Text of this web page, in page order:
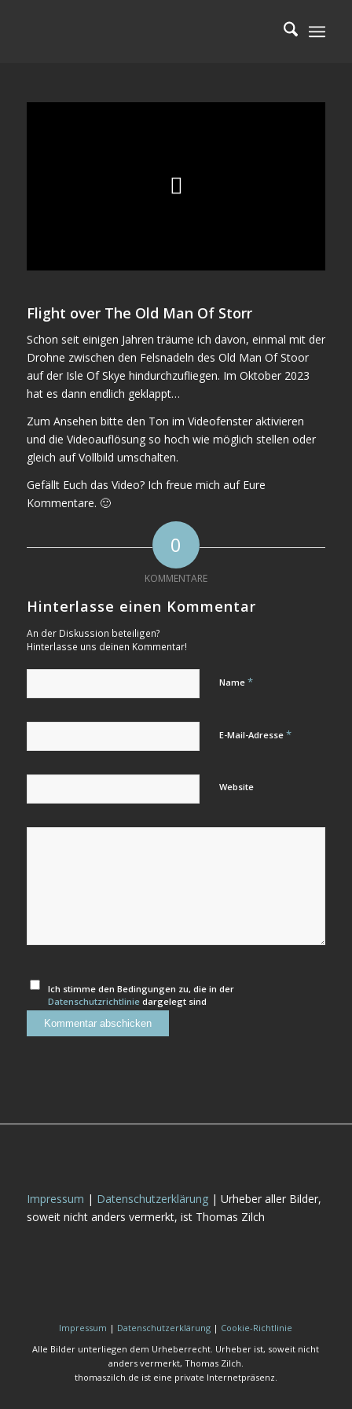
Flight over The Old Man Of Storr
Schon seit einigen Jahren träume ich davon, einmal mit der
Drohne zwischen den Felsnadeln des Old Man Of Stoor
auf der Isle Of Skye hindurchzufliegen. Im Oktober 2023
hat es dann endlich geklappt…
Zum Ansehen bitte den Ton im Videofenster aktivieren
und die Videoauflösung so hoch wie möglich stellen oder
gleich auf Vollbild umschalten.
Gefällt Euch das Video? Ich freue mich auf Eure
Kommentare. 🙂
0
KOMMENTARE
Hinterlasse einen Kommentar
An der Diskussion beteiligen?
Hinterlasse uns deinen Kommentar!
Name *
E-Mail-Adresse *
Website
Ich stimme den Bedingungen zu, die in der
Datenschutzrichtlinie dargelegt sind
Impressum | Datenschutzerklärung| Urheber aller Bilder,
soweit nicht anders vermerkt, ist Thomas Zilch
Impressum | Datenschutzerklärung | Cookie-Richtlinie
Alle Bilder unterliegen dem Urheberrecht. Urheber ist, soweit nicht
anders vermerkt, Thomas Zilch.
thomaszilch.de ist eine private Internetpräsenz.